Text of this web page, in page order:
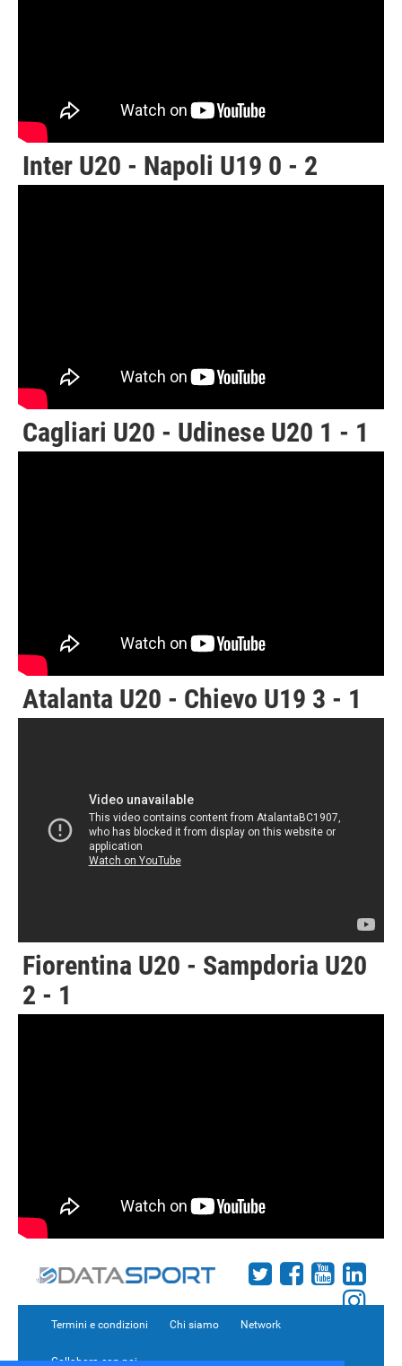
Inter U20 - Napoli U19 0 - 2
Cagliari U20 - Udinese U20 1 - 1
Atalanta U20 - Chievo U19 3 - 1
Fiorentina U20 - Sampdoria U20
2 - 1
Termini e condizioni Chi siamo Network
Collabora con noi